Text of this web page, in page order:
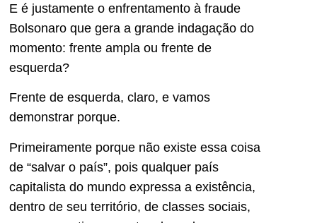
E é justamente o enfrentamento à fraude
Bolsonaro que gera a grande indagação do
momento: frente ampla ou frente de
esquerda?
Frente de esquerda, claro, e vamos
demonstrar porque.
Primeiramente porque não existe essa coisa
de “salvar o país”, pois qualquer país
capitalista do mundo expressa a existência,
dentro de seu território, de classes sociais,